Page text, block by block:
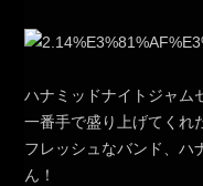
ハナミッドナイトジャム
一番手で盛り上げてくれ
フレッシュなバンド、ハ
ん！